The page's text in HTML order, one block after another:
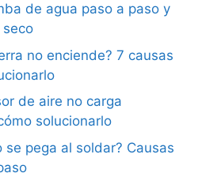
de agua paso a paso y
no enciende? 7 causas
de aire no carga
solucionarlo
se pega al soldar? Causas